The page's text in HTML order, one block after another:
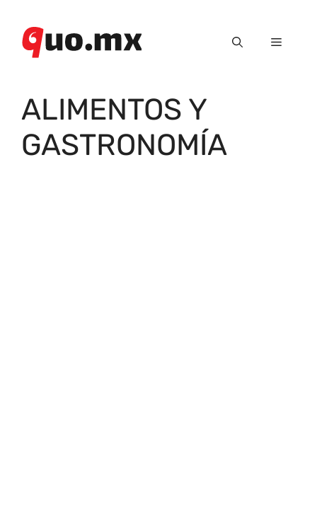
contenido
Menú
ALIMENTOS Y
GASTRONOMÍA